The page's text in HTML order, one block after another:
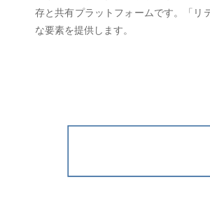
存と共有プラットフォームです。「リ
な要素を提供します。